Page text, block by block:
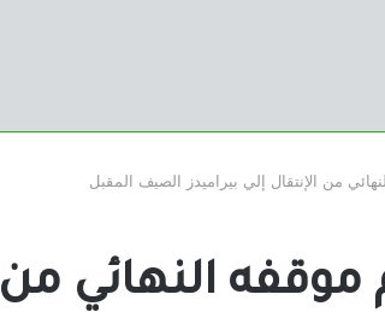
من الإنتقال إلي بيراميدز الصيف المقبل
النهائي من